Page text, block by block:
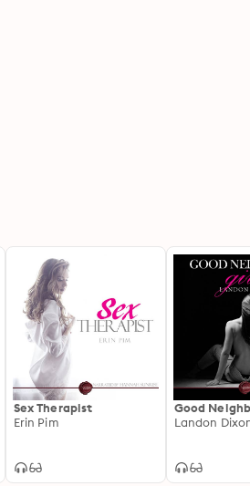
Sex Therapist
Erin Pim
Good
Landon